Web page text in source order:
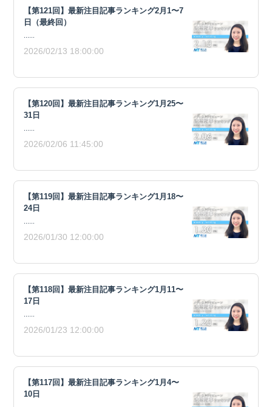
【第121回】最新注目記事ランキング2月1〜7
日（最終回）
2026/02/13 18:00:00
【第120回】最新注目記事ランキング1月25〜
31日
2026/02/06 11:45:00
【第119回】最新注目記事ランキング1月18〜
24日
2026/01/30 12:00:00
【第118回】最新注目記事ランキング1月11〜
17日
2026/01/23 12:00:00
【第117回】最新注目記事ランキング1月4〜
10日